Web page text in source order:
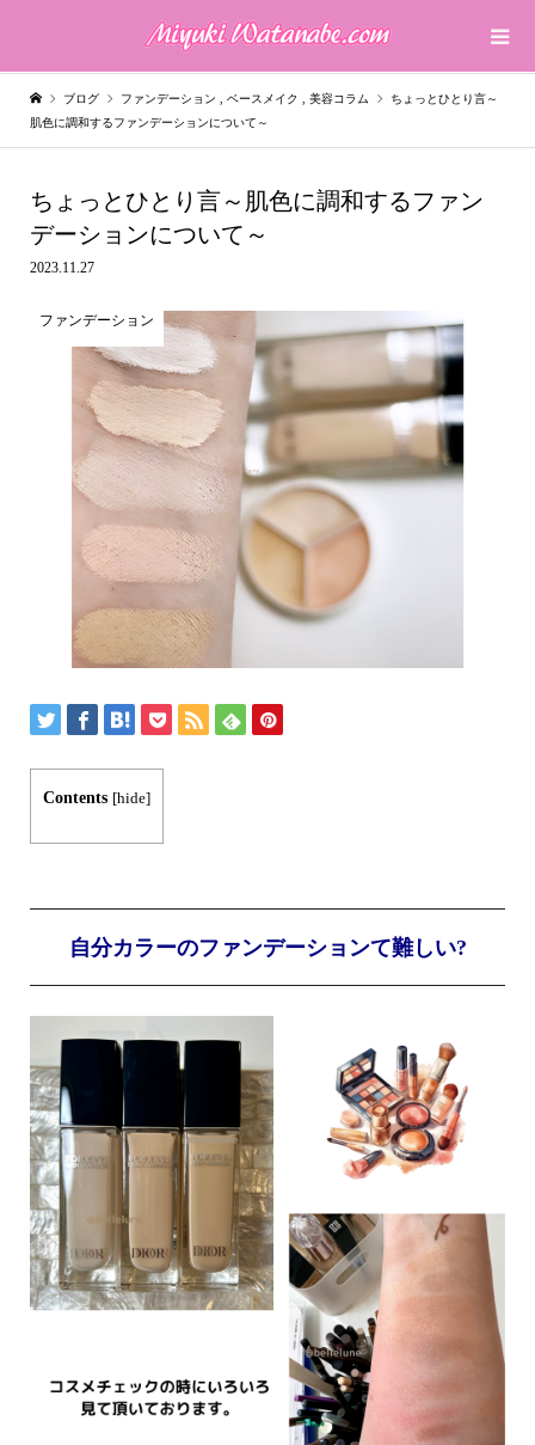
ブログ ファンデーション ベースメイク 美容コラム
ちょっとひとり言～
肌色に調和するファンデーションについて～
ちょっとひとり言～肌色に調和するファン
デーションについて～
2023.11.27
ファンデーション
Contents [hide]
自分カラーのファンデーションて難しい?